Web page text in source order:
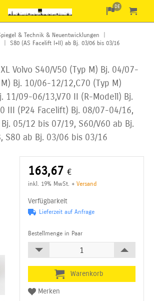
DE
& Technik & Neuentwicklungen
S80 (AS Facelift I+II) ab Bj. 03/06 bis 03/16
Volvo S40/V50 (Typ M) Bj. 04/07-
Bj. 10/06-12/12,C70 (Typ M)
11/09-06/13,V70 II (R-Modell) Bj.
III (P24 Facelift) Bj. 08/07-04/16,
05/12 bis 07/19, S60/V60 ab Bj.
S80 ab Bj. 03/06 bis 03/16
163,67 €
inkl. 19% MwSt. +Versand
Verfügbarkeit
Lieferzeit auf Anfrage
Bestellmenge in Paar